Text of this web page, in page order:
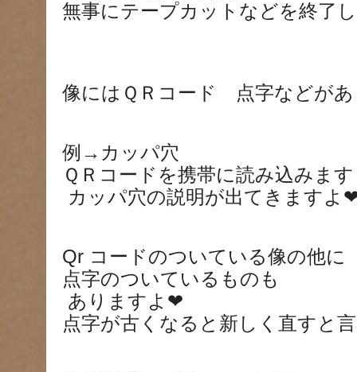
無事にテープカットなどを終了
像にはＱＲコード 点字などがあ
例→カッパ穴
ＱＲコードを携帯に読み込みま
カッパ穴の説明が出てきますよ
Qr コードのついている像の他に
点字のついているものも
ありますよ❤
点字が古くなると新しく直すと